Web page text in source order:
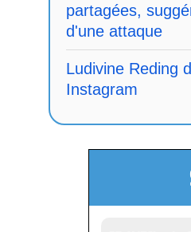
partagées,
d'une attaque
Ludivine Reding
Instagram